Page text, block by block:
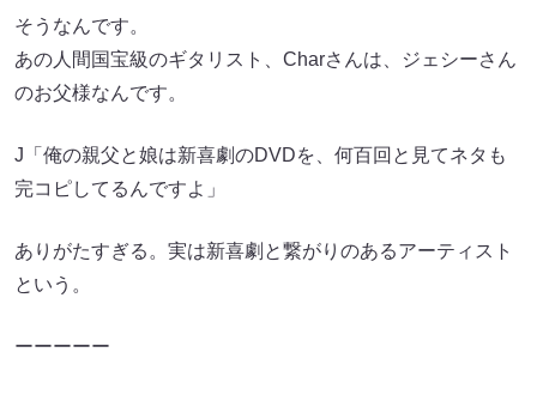
そうなんです。
あの人間国宝級のギタリスト、Charさんは、ジェシーさん
のお父様なんです。
J「俺の親父と娘は新喜劇のDVDを、何百回と見てネタも
完コピしてるんですよ」
ありがたすぎる。実は新喜劇と繋がりのあるアーティスト
という。
ーーーーー